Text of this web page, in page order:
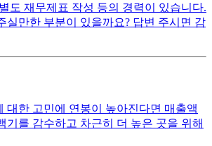
도 재무제표 작성 등의 경력이 있습니다.
만한 부분이 있을까요? 답변 주시면 감
대한 고민에 연봉이 높아진다면 매출액
를 감수하고 차근히 더 높은 곳을 위해